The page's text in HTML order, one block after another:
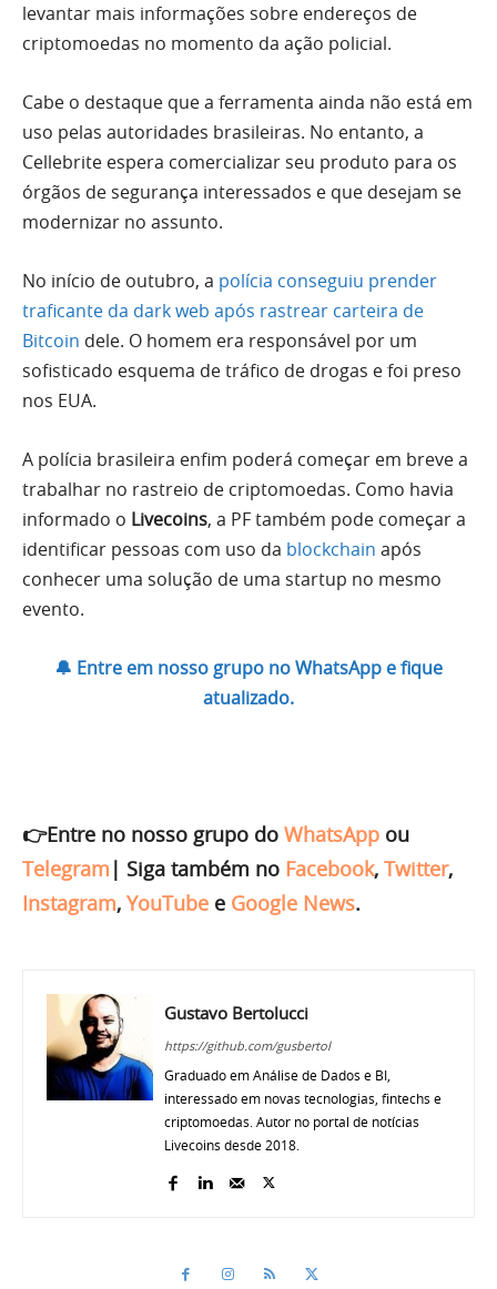
levantar mais informações sobre endereços de
criptomoedas no momento da ação policial.
Cabe o destaque que a ferramenta ainda não está em
uso pelas autoridades brasileiras. No entanto, a
Cellebrite espera comercializar seu produto para os
órgãos de segurança interessados e que desejam se
modernizar no assunto.
No início de outubro, a polícia conseguiu prender
traficante da dark web após rastrear carteira de
Bitcoin dele. O homem era responsável por um
sofisticado esquema de tráfico de drogas e foi preso
nos EUA.
A polícia brasileira enfim poderá começar em breve a
trabalhar no rastreio de criptomoedas. Como havia
informado o Livecoins, a PF também pode começar a
identificar pessoas com uso da blockchain após
conhecer uma solução de uma startup no mesmo
evento.
🔔 Entre em nosso grupo no WhatsApp e fique
atualizado.
👉Entre no nosso grupo do WhatsApp ou
Telegram | Siga também no Facebook, Twitter,
Instagram, YouTube e Google News.
Gustavo Bertolucci
https://github.com/gusbertol
Graduado em Análise de Dados e BI,
interessado em novas tecnologias, fintechs e
criptomoedas. Autor no portal de notícias
Livecoins desde 2018.